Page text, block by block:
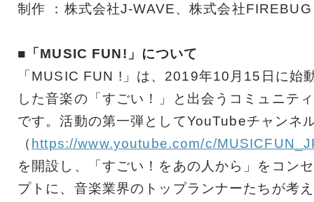
制作 ：株式会社J-WAVE、株式会社FIREBUG
■「MUSIC FUN!」について
「MUSIC FUN !」は、2019年10月15日に始
した音楽の「すごい！」と出会うコミュニティ
です。活動の第一弾としてYouTubeチャンネ
（ https://www.youtube.com/c/
を開設し、「すごい！をあの人から」をコンセ
プトに、音楽業界のトップランナーたちが考え